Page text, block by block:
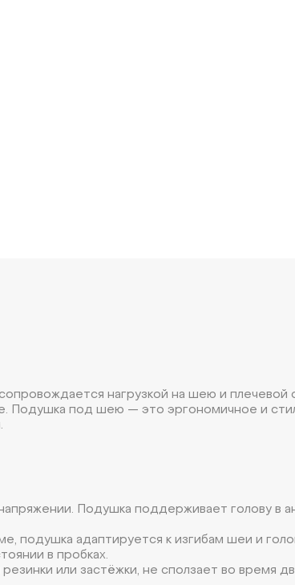
нагрузкой на шею и плечевой
Подушка под шею — это эргономичное и
Подушка поддерживает голову в
подушка адаптируется к изгибам шеи и
в пробках.
или застёжки, не сползает во время